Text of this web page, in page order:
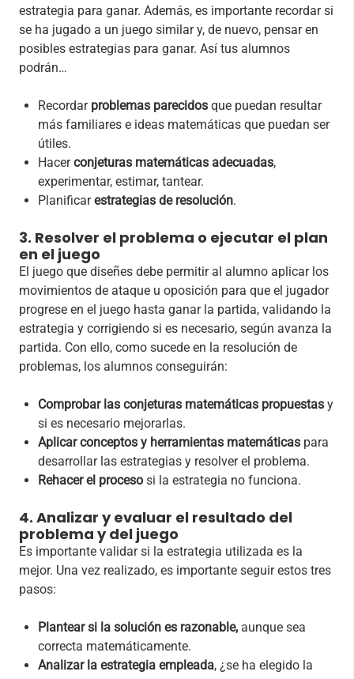
estrategia para ganar. Además, es importante recordar si
se ha jugado a un juego similar y, de nuevo, pensar en
posibles estrategias para ganar. Así tus alumnos
podrán…
Recordar problemas parecidos que puedan resultar
más familiares e ideas matemáticas que puedan ser
útiles.
Hacerconjeturas matemáticas adecuadas,
experimentar, estimar, tantear.
Planificarestrategias de resolución.
3. Resolver el problema o ejecutar el plan
en el juego
El juego que diseñes debe permitir al alumno aplicar los
movimientos de ataque u oposición para que el jugador
progrese en el juego hasta ganar la partida, validando la
estrategia y corrigiendo si es necesario, según avanza la
partida. Con ello, como sucede en la resolución de
problemas, los alumnos conseguirán:
Comprobar las conjeturas matemáticas propuestas y
si es necesario mejorarlas.
Aplicar conceptos y herramientas matemáticas para
desarrollar las estrategias y resolver el problema.
Rehacer el proceso si la estrategia no funciona.
4. Analizar y evaluar el resultado del
problema y del juego
Es importante validar si la estrategia utilizada es la
mejor. Una vez realizado, es importante seguir estos tres
pasos:
Plantear si la solución es razonable, aunque sea
correcta matemáticamente.
Analizar la estrategia empleada, ¿se ha elegido la